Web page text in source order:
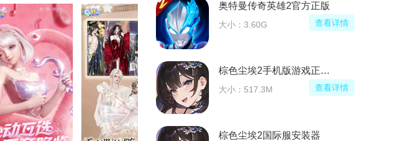
奥特曼传奇英雄2官方正版
大小：3.60G 查看详情
棕色尘埃2手机版游戏正版(BrownDust II)
大小：517.3M 查看详情
棕色尘埃2国际服安装器